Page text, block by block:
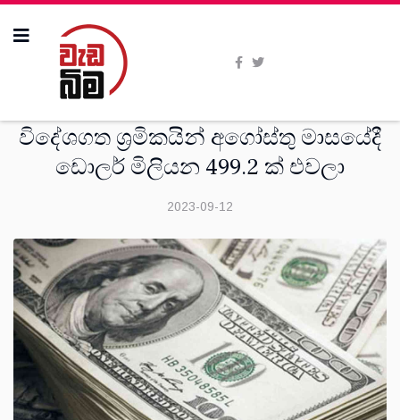
විදේශගත ශ්‍රමිකයින් අගෝස්තු මාසයේදී
ඩොලර් මිලියන 499.2 ක් එවලා
2023-09-12